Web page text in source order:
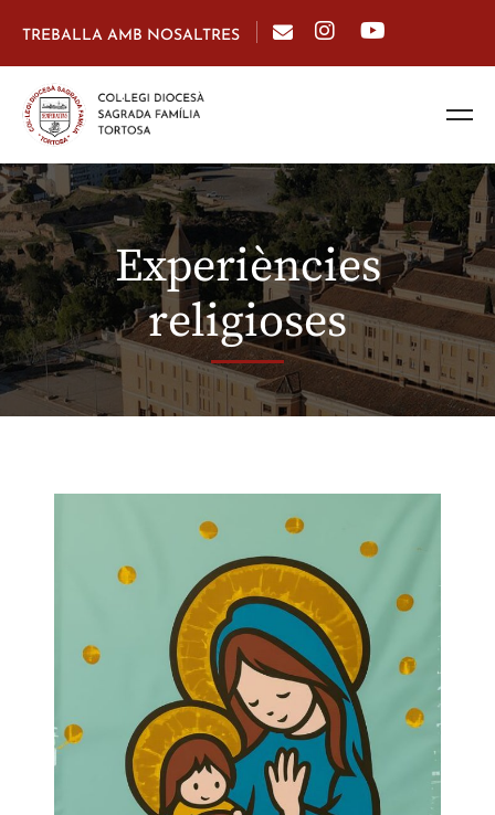
TREBALLA AMB NOSALTRES
Experiències
religioses